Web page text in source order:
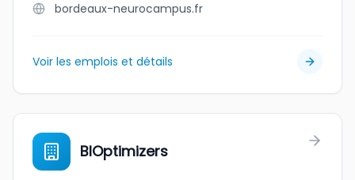
bordeaux-neurocampus.fr
Voir les emplois et détails
BIOptimizers